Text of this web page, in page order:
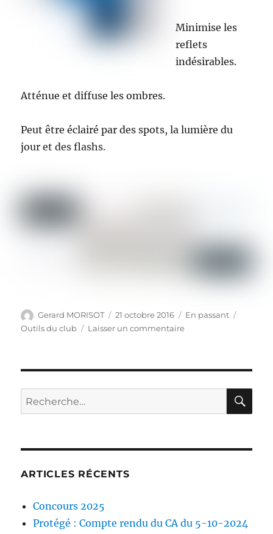
Minimise les
reflets
indésirables.
Atténue et diffuse les ombres.
Peut être éclairé par des spots, la lumière du
jour et des flashs.
Auteur
Gerard MORISOT
Publié
le
21 octobre 2016 Format
En passant
Outils du club
Laisser un commentairesur
Recherche
pour :
ARTICLES RÉCENTS
Concours 2025
Protégé : Compte rendu du CA du 5-10-2024